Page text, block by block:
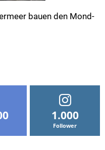
bauen den Mond-
1.000
Follower